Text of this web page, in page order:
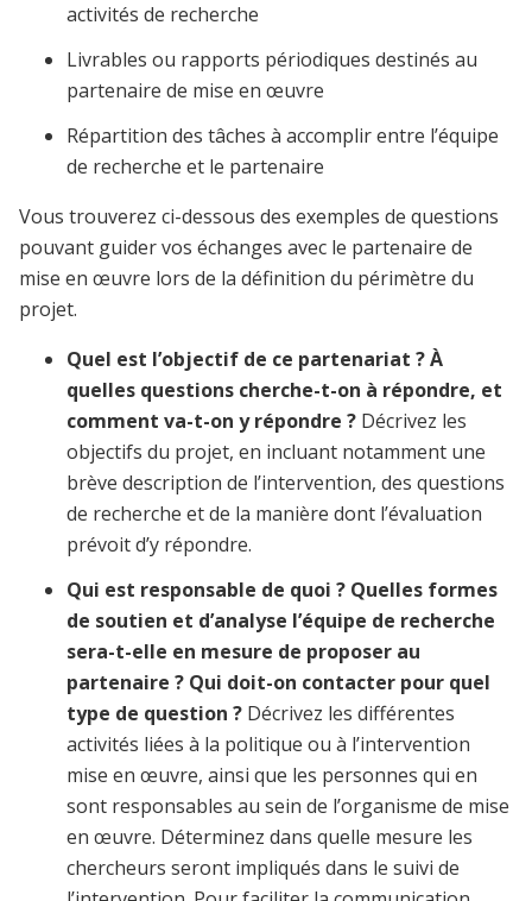
activités de recherche
Livrables ou rapports périodiques destinés au
partenaire de mise en œuvre
Répartition des tâches à accomplir entre l’équipe
de recherche et le partenaire
Vous trouverez ci-dessous des exemples de questions
pouvant guider vos échanges avec le partenaire de
mise en œuvre lors de la définition du périmètre du
projet.
Quel est l’objectif de ce partenariat ? À
quelles questions cherche-t-on à répondre, et
comment va-t-on y répondre ? Décrivez les
objectifs du projet, en incluant notamment une
brève description de l’intervention, des questions
de recherche et de la manière dont l’évaluation
prévoit d’y répondre.
Qui est responsable de quoi ? Quelles formes
de soutien et d’analyse l’équipe de recherche
sera-t-elle en mesure de proposer au
partenaire ? Qui doit-on contacter pour quel
type de question ? Décrivez les différentes
activités liées à la politique ou à l’intervention
mise en œuvre, ainsi que les personnes qui en
sont responsables au sein de l’organisme de mise
en œuvre. Déterminez dans quelle mesure les
chercheurs seront impliqués dans le suivi de